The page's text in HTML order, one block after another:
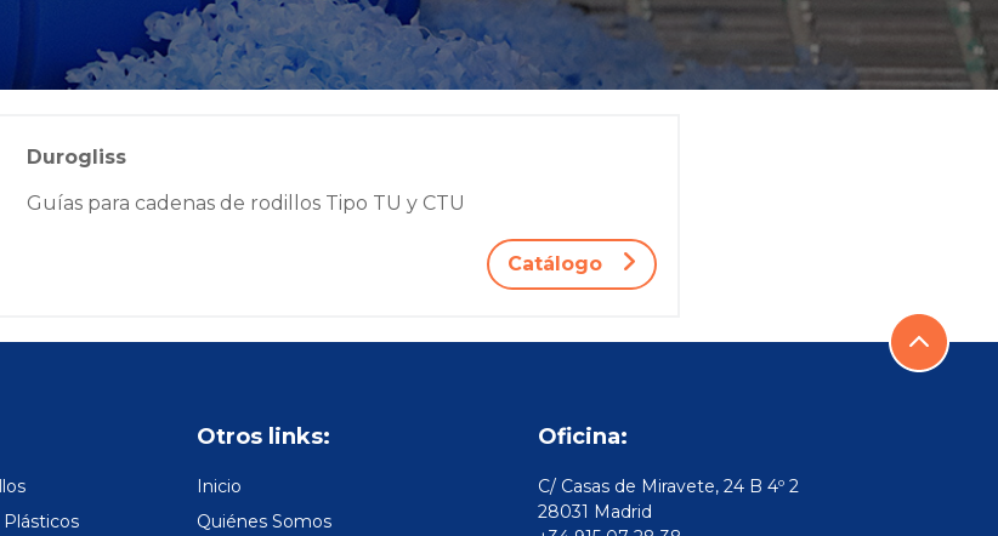
Durogliss
Guías para cadenas de rodillos Tipo TU y CTU
Catálogo
Otros links:
Inicio
Quiénes Somos
Oficina:
C/ Casas de Miravete, 24 B 4º 2
28031 Madrid